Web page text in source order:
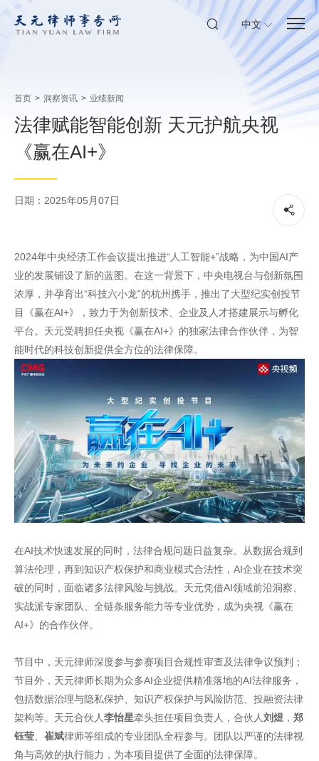
中文
首页 > 洞察资讯 > 业绩新闻
法律赋能智能创新 天元护航央视
《赢在AI+》
日期：2025年05月07日
2024年中央经济工作会议提出推进“人工智能+”战略，为中国AI产
业的发展铺设了新的蓝图。在这一背景下，中央电视台与创新氛围
浓厚，并孕育出“科技六小龙”的杭州携手，推出了大型纪实创投节
目《赢在AI+》，致力于为创新技术、企业及人才搭建展示与孵化
平台。天元受聘担任央视《赢在AI+》的独家法律合作伙伴，为智
能时代的科技创新提供全方位的法律保障。
在AI技术快速发展的同时，法律合规问题日益复杂。从数据合规到
算法伦理，再到知识产权保护和商业模式合法性，AI企业在技术突
破的同时，面临诸多法律风险与挑战。天元凭借AI领域前沿洞察、
实战派专家团队、全链条服务能力等专业优势，成为央视《赢在
AI+》的合作伙伴。
节目中，天元律师深度参与参赛项目合规性审查及法律争议预判；
节目外，天元律师长期为众多AI企业提供精准落地的AI法律服务，
包括数据治理与隐私保护、知识产权保护与风险防范、投融资法律
架构等。天元合伙人李怡星牵头担任项目负责人，合伙人刘煜 ， 郑
钰莹
崔斌律师等组成的专业团队全程参与。团队以严谨的法律视
角与高效的执行能力，为本项目提供了全面的法律保障。